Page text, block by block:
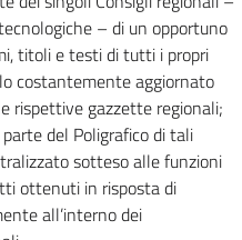
– di un opportuno
titoli e testi di tutti i propri
costantemente aggiornato
rispettive gazzette regionali;
del Poligrafico di tali
sotteso alle funzioni
ottenuti in risposta di
all’interno dei